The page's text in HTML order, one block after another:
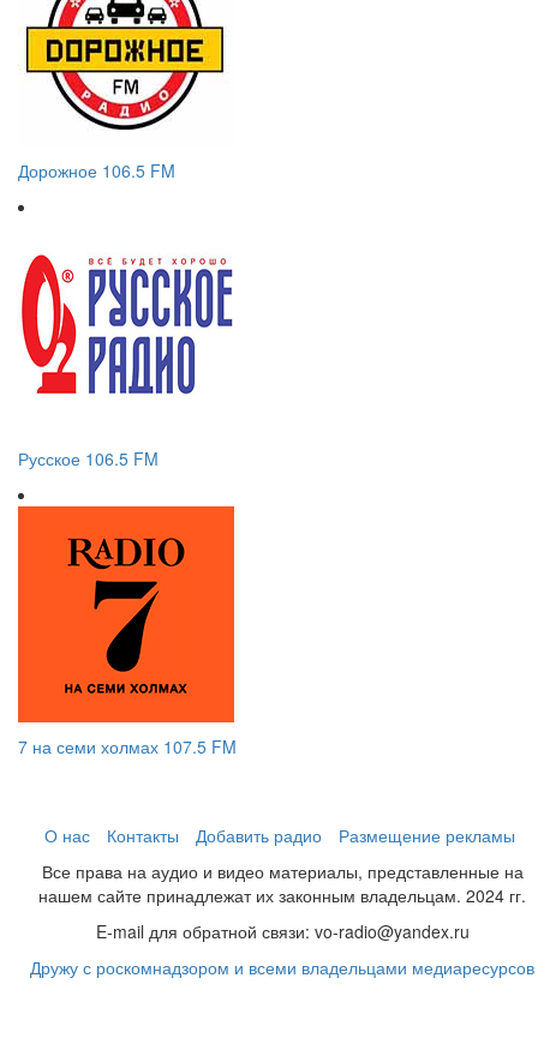
Дорожное 106.5 FM
Русское 106.5 FM
7 на семи холмах 107.5 FM
О нас Контакты Добавить радио
Размещение рекламы
Все права на аудио и видео материалы, представленные на
нашем сайте принадлежат их законным владельцам. 2024 гг.
E-mail для обратной связи: vo-radio@yandex.ru
Дружу с роскомнадзором и всеми владельцами медиаресурсов